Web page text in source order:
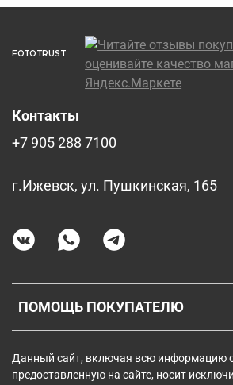
FOTOTRUST
ПОМОЩЬ ПОКУПАТЕЛЮ
Контакты
+7 905 288 7100
г.Ижевск, ул. Пушкинская, 165
Данный сайт, включая всю информацию о
предоставленную на сайте, носит